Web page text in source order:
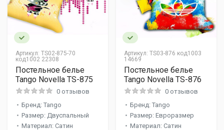
Артикул: TS02-875-70
код1002 22308
Постельное белье
Tango Novella TS-875
0 отзывов
Бренд: Tango
Размер: Двуспальный
Материал: Сатин
Артикул: TS03-876 код1003
14669
Постельное белье
Tango Novella TS-876
0 отзывов
Бренд: Tango
Размер: Евроразмер
Материал: Сатин